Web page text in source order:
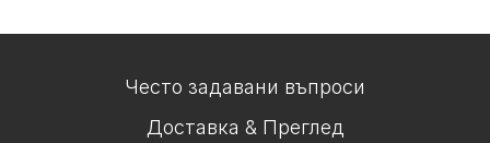
Често задавани въпроси
Доставка & Преглед